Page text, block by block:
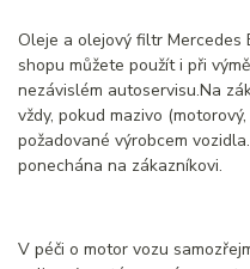
Oleje a olejový filtr
shopu můžete použít i při
nezávislém autoservisu.Na
vždy, pokud mazivo
požadované výrobcem
ponechána na zákazníkovi.
V péči o motor vozu